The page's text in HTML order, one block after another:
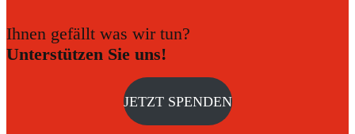
Ihnen gefällt was wir tun?
Unterstützen Sie uns!
JETZT SPENDEN